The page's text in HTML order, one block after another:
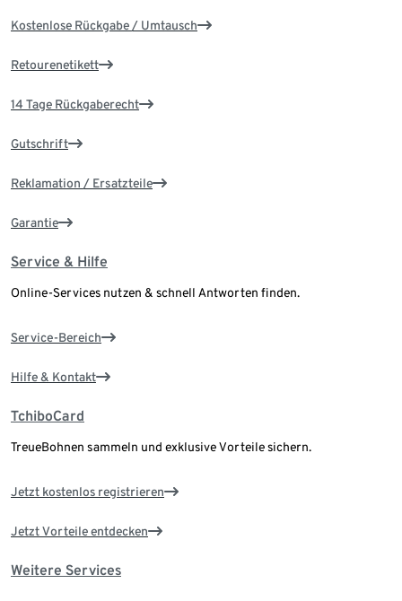
Kostenlose Rückgabe / Umtausch
Retourenetikett
14 Tage Rückgaberecht
Gutschrift
Reklamation / Ersatzteile
Garantie
Service & Hilfe
Online-Services nutzen & schnell Antworten finden.
Service-Bereich
Hilfe & Kontakt
TchiboCard
TreueBohnen sammeln und exklusive Vorteile sichern.
Jetzt kostenlos registrieren
Jetzt Vorteile entdecken
Weitere Services